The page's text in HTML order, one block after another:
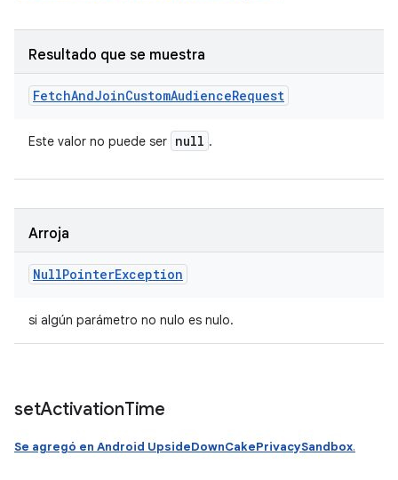
Resultado que se muestra
FetchAndJoinCustomAudienceRequest
Este valor no puede ser null .
Arroja
NullPointerException
si algún parámetro no nulo es nulo.
setActivationTime
Se agregó en Android UpsideDownCakePrivacySandbox.